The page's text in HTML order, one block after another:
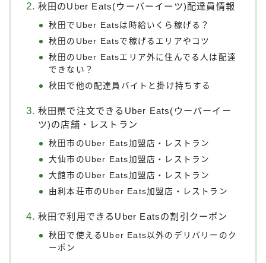
秋田のUber Eats(ウーバーイーツ)配達員情報
秋田でUber Eatsは時給いくら稼げる？
秋田のUber Eatsで稼げるエリアやコツ
秋田のUber Eatsエリア外に住んでる人は配達
できない？
秋田で他の配達員バイトと掛け持ちする
秋田県で注文できるUber Eats(ウーバーイー
ツ)の店舗・レストラン
秋田市のUber Eats加盟店・レストラン
大仙市のUber Eats加盟店・レストラン
大館市のUber Eats加盟店・レストラン
由利本荘市のUber Eats加盟店・レストラン
秋田で利用できるUber Eatsの割引クーポン
秋田で使えるUber Eats以外のデリバリーのク
ーポン